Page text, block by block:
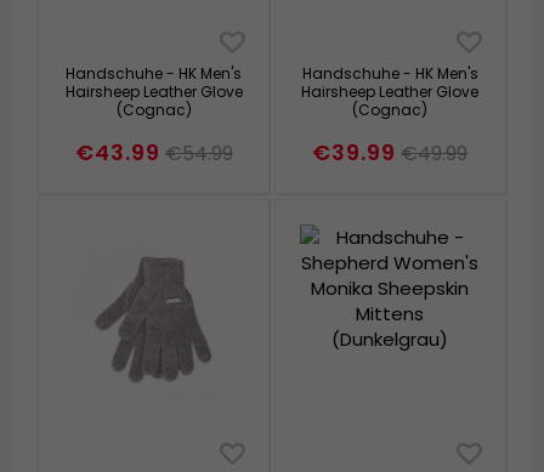
Handschuhe - HK Men's
Hairsheep Leather Glove
(Cognac)
€43.99 €54.99
Handschuhe - HK Men's
Hairsheep Leather Glove
(Cognac)
€39.99 €49.99